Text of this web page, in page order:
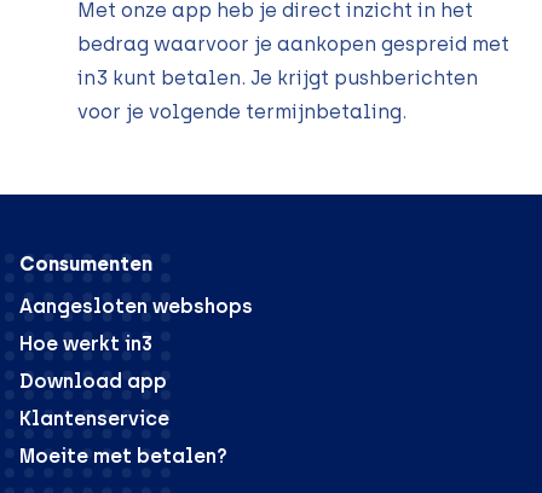
Met onze app heb je direct inzicht in het
bedrag waarvoor je aankopen gespreid met
in3 kunt betalen. Je krijgt pushberichten
voor je volgende termijnbetaling.
Consumenten
Aangesloten webshops
Hoe werkt in3
Download app
Klantenservice
Moeite met betalen?